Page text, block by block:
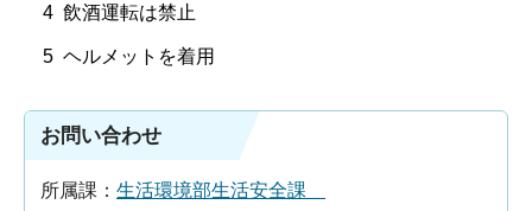
4 飲酒運転は禁止
5 ヘルメットを着用
お問い合わせ
所属課： 生活環境部生活安全課